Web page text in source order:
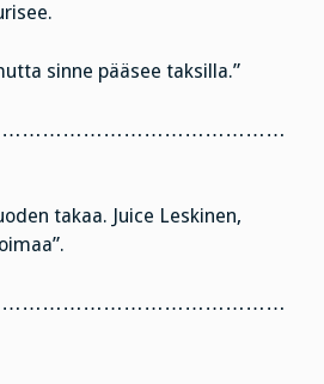
sinne pääsee taksilla.”
takaa. Juice Leskinen,